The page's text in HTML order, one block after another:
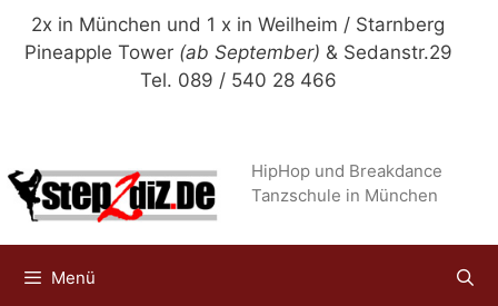
Zum
Inhalt
2x in München und 1 x in Weilheim / Starnberg
Pineapple Tower (ab September) & Sedanstr.29
Tel. 089 / 540 28 466
HipHop und Breakdance
Tanzschule in München
Menü